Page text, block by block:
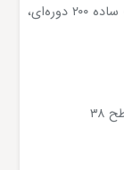
تا آوریل و ناتوانی در تثبیت بالای میانگین متحرک ساده ۲۰۰ دوره‌ای،